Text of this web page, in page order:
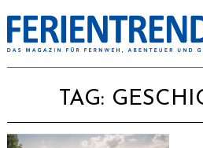
TAG: